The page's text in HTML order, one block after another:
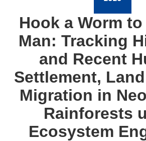
Hook a Worm
Man: Tracking
and Recent
Settlement,
Migration in
Rainforests
Ecosystem